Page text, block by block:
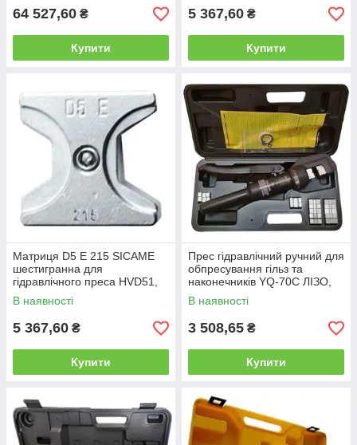
64 527,60 ₴
Купити
5 367,60 ₴
Купити
Матриця D5 E 215 SICAME
шестигранна для
гідравлічного преса HVD51,
змінні матриці для
обпресовування гільз MJPT,
В наявності
5 367,60 ₴
Купити
Прес гідравлічний ручний для
обпресування гільз та
наконечників YQ-70С ЛІЗО,
кримпер, кліщі пресувальні
В наявності
3 508,65 ₴
Купити